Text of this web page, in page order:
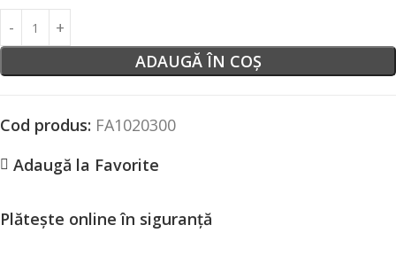
ADAUGĂ ÎN COȘ
Cod produs: FA1020300
Adaugă la Favorite
Plătește online în siguranță